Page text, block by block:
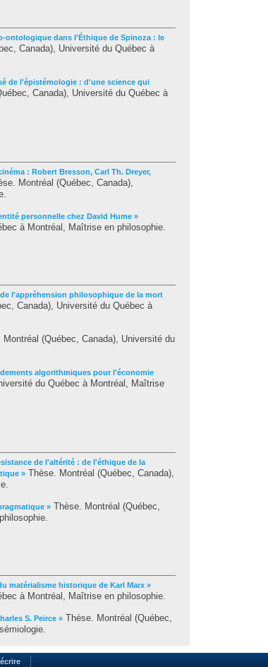
ontologique dans l'Éthique de Spinoza : le
Canada), Université du Québec à
de l'épistémologie : d'une science qui
Canada), Université du Québec à
: Robert Bresson, Carl Th. Dreyer,
Montréal (Québec, Canada),
personnelle chez David Hume »
à Montréal, Maîtrise en philosophie.
l'appréhension philosophique de la mort
Canada), Université du Québec à
Montréal (Québec, Canada), Université du
algorithmiques pour l'économie
du Québec à Montréal, Maîtrise
de l'altérité : de l'éthique de la
» Thèse. Montréal (Québec, Canada),
» Thèse. Montréal (Québec,
matérialisme historique de Karl Marx »
à Montréal, Maîtrise en philosophie.
S. Peirce » Thèse. Montréal (Québec,